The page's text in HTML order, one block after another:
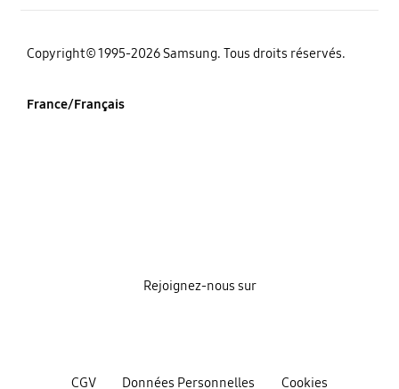
‌Copyright© 1995-2026 Samsung. Tous droits réservés.
France/Français
CGV Données Personnelles Cookies
Rejoignez-nous sur